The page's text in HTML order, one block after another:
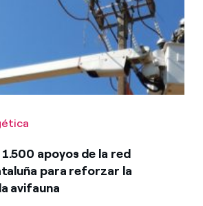
apoyos de la red
para reforzar la
avifauna